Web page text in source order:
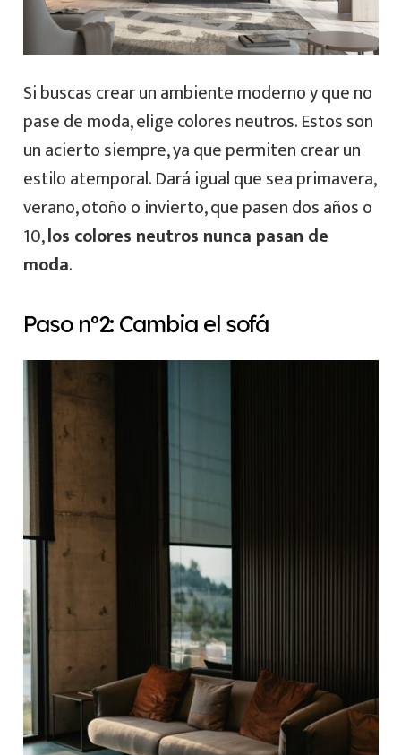
Si buscas crear un ambiente moderno y que no
pase de moda, elige colores neutros. Estos son
un acierto siempre, ya que permiten crear un
estilo atemporal. Dará igual que sea primavera,
verano, otoño o invierto, que pasen dos años o
10,los colores neutros nunca pasan de
moda.
Paso nº2: Cambia el sofá